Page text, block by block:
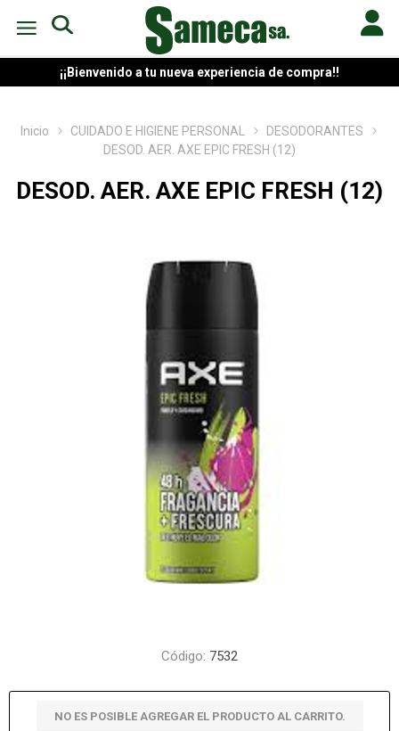
¡¡Bienvenido a tu nueva experiencia de compra!!
Inicio CUIDADO E HIGIENE PERSONAL
DESODORANTES
DESOD. AER. AXE EPIC FRESH (12)
DESOD. AER. AXE EPIC FRESH (12)
Código: 7532
NO ES POSIBLE AGREGAR EL PRODUCTO AL CARRITO.